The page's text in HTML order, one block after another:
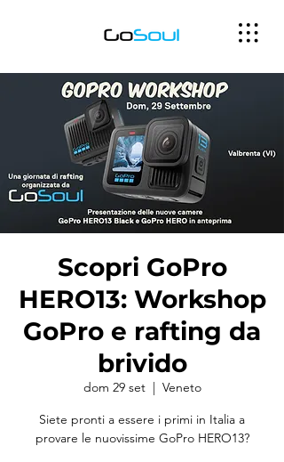
Scopri GoPro
HERO13: Workshop
GoPro e rafting da
brivido
dom 29 set
  |
Veneto
Siete pronti a essere i primi in Italia a
provare le nuovissime GoPro HERO13?